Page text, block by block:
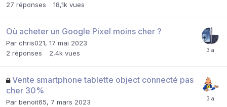
27 réponses 18,1k vues
Où acheter un Google Pixel moins cher ?
Par chris021, 17 mai 2023
2 réponses 2,4k vues
Vente smartphone tablette object connecté pas
cher 30%
Par benoit65, 7 mars 2023